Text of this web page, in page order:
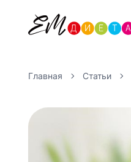
Главная Статьи